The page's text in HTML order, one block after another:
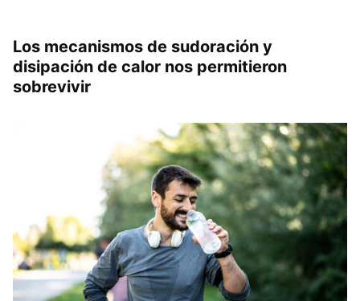
Los mecanismos de sudoración y
disipación de calor nos permitieron
sobrevivir